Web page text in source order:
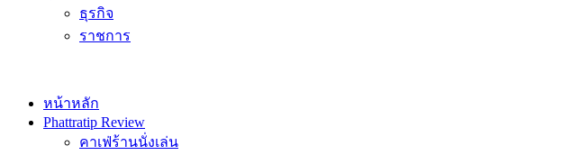
ธุรกิจ
ราชการ
หน้าหลัก
Phattratip Review
คาเฟ่ร้านนั่งเล่น